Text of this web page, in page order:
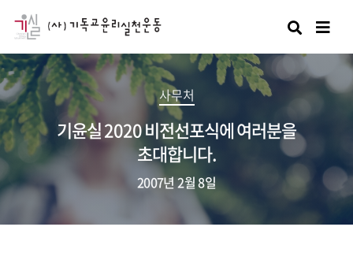
검색
사무처
기윤실 2020 비전선포식에 여러분을
초대합니다.
2007년 2월 8일